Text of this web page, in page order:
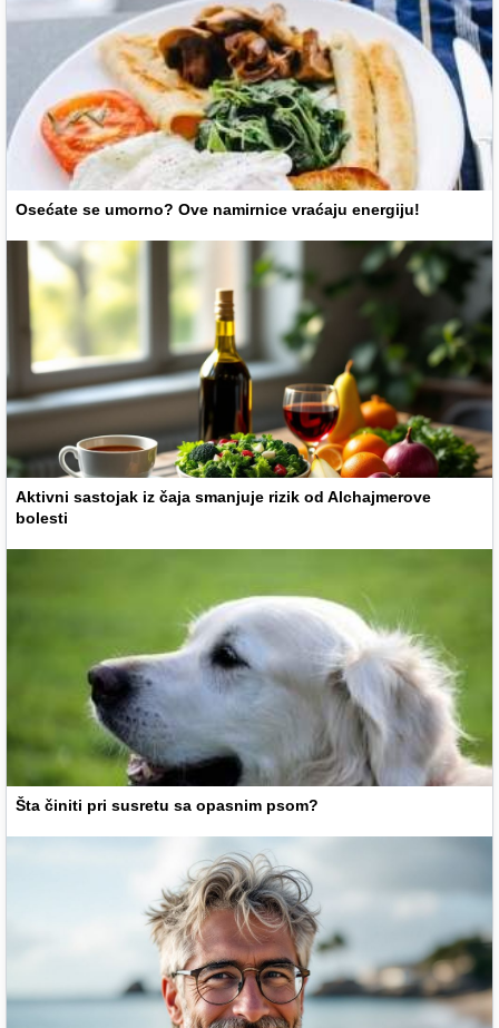
Osećate se umorno? Ove namirnice vraćaju energiju!
Aktivni sastojak iz čaja smanjuje rizik od Alchajmerove
bolesti
Šta činiti pri susretu sa opasnim psom?